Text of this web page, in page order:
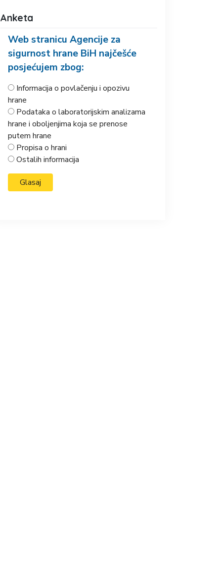
Anketa
Web stranicu Agencije za
sigurnost hrane BiH najčešće
posjećujem zbog:
Informacija o povlačenju i opozivu
hrane
Podataka o laboratorijskim analizama
hrane i oboljenjima koja se prenose
putem hrane
Propisa o hrani
Ostalih informacija